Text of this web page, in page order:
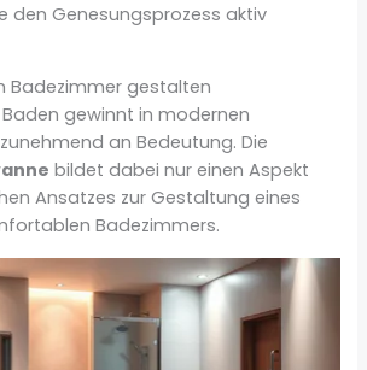
den Genesungsprozess aktiv
Badezimmer gestalten
gewinnt in modernen
an Bedeutung. Die
bildet dabei nur einen Aspekt
Ansatzes zur Gestaltung eines
Badezimmers.